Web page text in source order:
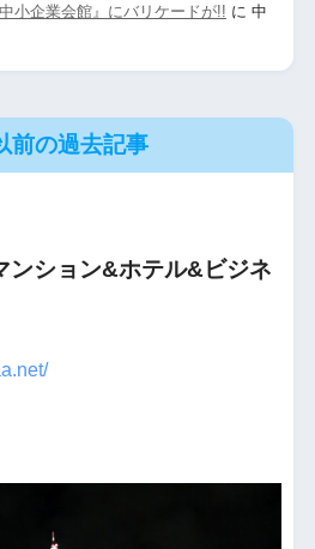
小企業会館』にバリケードが!! に 中
の過去記事
ンション&ホテル&ビジネ